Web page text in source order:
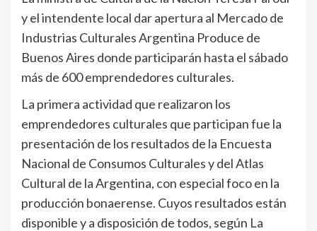
y el intendente local dar apertura al Mercado de
Industrias Culturales Argentina Produce de
Buenos Aires donde participarán hasta el sábado
más de 600 emprendedores culturales.
La primera actividad que realizaron los
emprendedores culturales que participan fue la
presentación de los resultados de la Encuesta
Nacional de Consumos Culturales y del Atlas
Cultural de la Argentina, con especial foco en la
producción bonaerense. Cuyos resultados están
disponible y a disposición de todos, según La